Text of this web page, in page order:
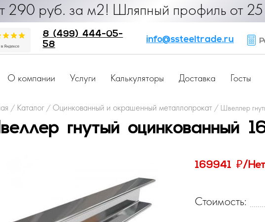
от 290 руб. за м2! Шляпный профиль
8 (499) 444-05-
58
info@ssteeltrade.ru
О компании Услуги Калькуляторы Доставка Госты
/ Каталог / Оцинкованный и окрашенный металлопрокат / Швеллер
гнутый оцинкованный
169941 ₽/Нет
Стоимость: